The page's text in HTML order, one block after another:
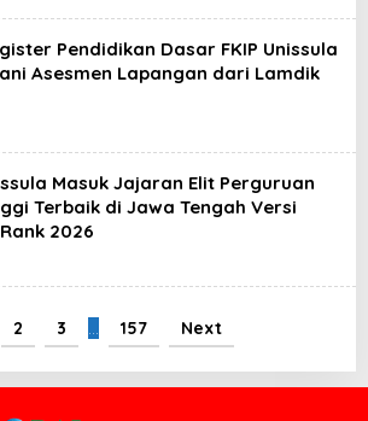
Pendidikan Dasar FKIP Unissula
Asesmen Lapangan dari Lamdik
Masuk Jajaran Elit Perguruan
Terbaik di Jawa Tengah Versi
2026
2 3 … 157 Next